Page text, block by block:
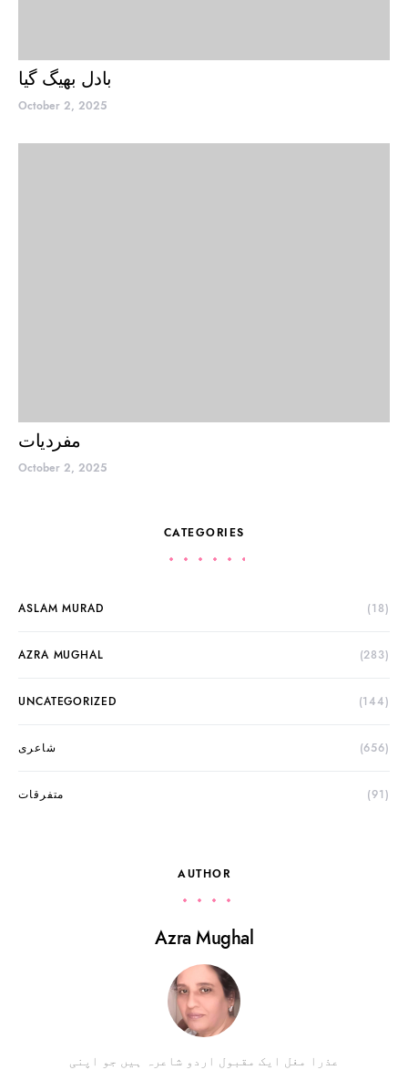
بادل بھیگ گیا
October 2, 2025
مفردیات
October 2, 2025
CATEGORIES
ASLAM MURAD (18)
AZRA MUGHAL (283)
UNCATEGORIZED (144)
شاعری (656)
متفرقات (91)
AUTHOR
Azra Mughal
عذرا مغل ایک مقبول اردو شاعرہ ہیں جو اپنی